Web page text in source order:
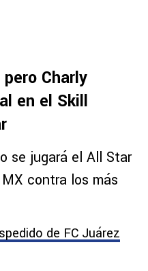
Charly
en el Skill
se jugará el All Star
contra los más
de FC Juárez